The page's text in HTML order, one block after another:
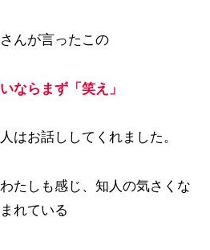
んが言ったこの
ならまず「笑え」
はお話ししてくれました。
たしも感じ、知人の気さくな
れている